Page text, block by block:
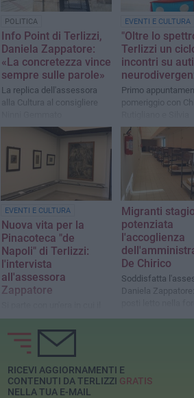
POLITICA
Info Point di Terlizzi,
Daniela Zappatore:
«La concretezza vince
sempre sulle parole»
La replica dell'assessora
alla Cultura al consigliere
EVENTI E CULTURA
"Oltre lo
Terlizzi un
incontri su
Primo
pomeriggio con
Medicamento
EVENTI E CULTURA
Nuova vita per la
Pinacoteca "de
Napoli" di Terlizzi:
l'intervista
all'assessora
Zappatore
polo museale sarà gestito
dalla Cooperativa FeArT
Migranti
potenziata
l'accoglienza
De Chirico
Soddisfatta
Daniela
posti letto nella
servizi medici e
RICEVI AGGIORNAMENTI E
CONTENUTI DA TERLIZZI GRATIS
NELLA TUA E-MAIL